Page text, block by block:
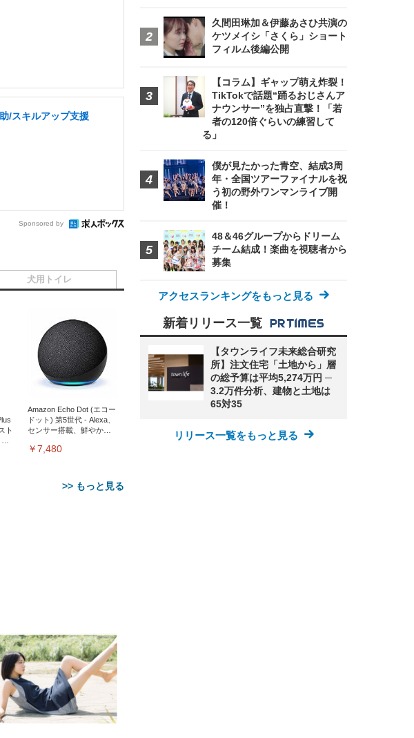
/スキルアップ支援
Sponsored by
ト
Amazon Echo Dot (エコー
ドット) 第5世代 - Alexa、
センサー搭載、鮮やかな
￥7,480
>> もっと見る
度
子
ョ
ッシュ 通気性 ランバーサ
ポート付き 腰サポート ガ
ス圧無段階昇降 360度回
転 キャスター付き コンパ
クト 幅52×奥行58.5×高さ
84～96cm テレワーク 在
宅勤務 ブラック
￥4,139
Gaming Monitor 24” Essential ゲ
ーミングモニター QD 24.5インチ
1ms FHD 量子ドット 残像低減 (3
年保証 | 輝点保証 | 日本メーカー)
￥34,980
犬用トイレ
マ
ュラー 200枚入
【Amazon.co.jp限定】
￥3,731
久間田琳加＆伊藤あさひ共演の
ケツメイシ「さくら」ショート
フィルム後編公開
【コラム】ギャップ萌え炸裂！
TikTokで話題“踊るおじさんア
ナウンサー”を独占直撃！「若
者の120倍ぐらいの練習して
る」
僕が見たかった青空、結成3周
年・全国ツアーファイナルを祝
う初の野外ワンマンライブ開
催！
48＆46グループからドリーム
チーム結成！楽曲を視聴者から
募集
アクセスランキングをもっと見る
新着リリース一覧
【タウンライフ未来総合研究
所】注文住宅「土地から」層
の総予算は平均5,274万円 ─
3.2万件分析、建物と土地は
65対35
リリース一覧をもっと見る